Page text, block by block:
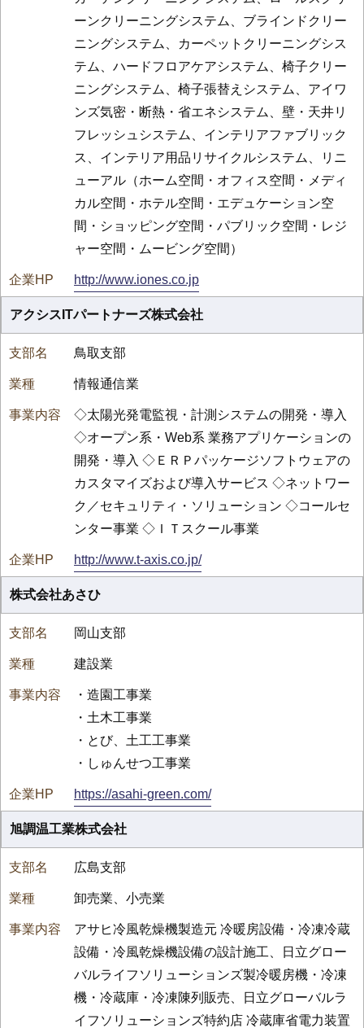
ーンクリーニングシステム、ブラインドクリー
ニングシステム、カーペットクリーニングシス
テム、ハードフロアケアシステム、椅子クリー
ニングシステム、椅子張替えシステム、アイワ
ンズ気密・断熱・省エネシステム、壁・天井リ
フレッシュシステム、インテリアファブリック
ス、インテリア用品リサイクルシステム、リニ
ューアル（ホーム空間・オフィス空間・メディ
カル空間・ホテル空間・エデュケーション空
間・ショッピング空間・パブリック空間・レジ
ャー空間・ムービング空間）
http://www.iones.co.jp
アクシスITパートナーズ株式会社
鳥取支部
情報通信業
◇太陽光発電監視・計測システムの開発・導入
◇オープン系・Web系 業務アプリケーションの
開発・導入 ◇ＥＲＰパッケージソフトウェアの
カスタマイズおよび導入サービス ◇ネットワー
ク／セキュリティ・ソリューション ◇コールセ
ンター事業 ◇ＩＴスクール事業
http://www.t-axis.co.jp/
株式会社あさひ
岡山支部
建設業
・造園工事業
・土木工事業
・とび、土工工事業
・しゅんせつ工事業
https://asahi-green.com/
旭調温工業株式会社
広島支部
卸売業、小売業
アサヒ冷風乾燥機製造元 冷暖房設備・冷凍冷蔵
設備・冷風乾燥機設備の設計施工、日立グロー
バルライフソリューションズ製冷暖房機・冷凍
機・冷蔵庫・冷凍陳列販売、日立グローバルラ
イフソリューションズ特約店 冷蔵庫省電力装置